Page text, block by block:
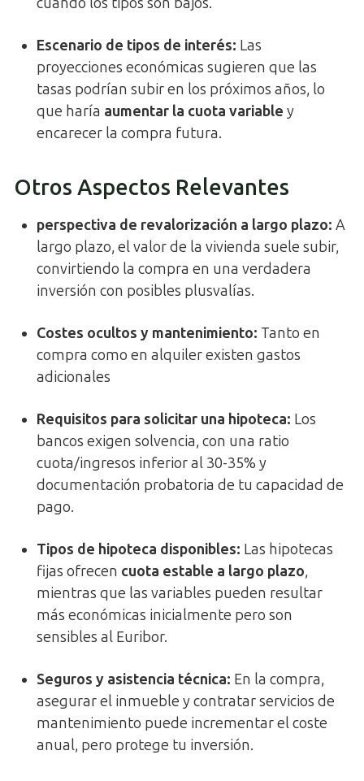
cuando los tipos son bajos.
Escenario de tipos de interés: Las
proyecciones económicas sugieren que las
tasas podrían subir en los próximos años, lo
que haría aumentar la cuota variable y
encarecer la compra futura.
Otros Aspectos Relevantes
perspectiva de revalorización a largo plazo: A
largo plazo, el valor de la vivienda suele subir,
convirtiendo la compra en una verdadera
inversión con posibles plusvalías.
Costes ocultos y mantenimiento: Tanto en
compra como en alquiler existen gastos
adicionales
Requisitos para solicitar una hipoteca: Los
bancos exigen solvencia, con una ratio
cuota/ingresos inferior al 30-35% y
documentación probatoria de tu capacidad de
pago.
Tipos de hipoteca disponibles: Las hipotecas
fijas ofrecen cuota estable a largo plazo,
mientras que las variables pueden resultar
más económicas inicialmente pero son
sensibles al Euribor.
Seguros y asistencia técnica: En la compra,
asegurar el inmueble y contratar servicios de
mantenimiento puede incrementar el coste
anual, pero protege tu inversión.